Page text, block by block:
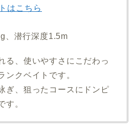
はこちら
、潜行深度1.5m
る、使いやすさにこだわっ
ンクベイトです。
ぎ、狙ったコースにドンピ
す。